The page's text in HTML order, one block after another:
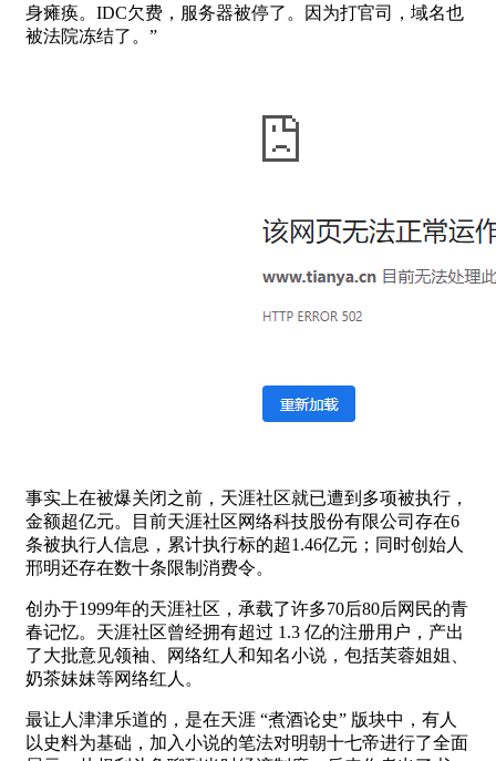
身瘫痪。IDC欠费，服务器被停了。因为打官司，域名也
被法院冻结了。”
事实上在被爆关闭之前，天涯社区就已遭到多项被执行，
金额超亿元。目前天涯社区网络科技股份有限公司存在6
条被执行人信息，累计执行标的超1.46亿元；同时创始人
邢明还存在数十条限制消费令。
创办于1999年的天涯社区，承载了许多70后80后网民的青
春记忆。天涯社区曾经拥有超过 1.3 亿的注册用户，产出
了大批意见领袖、网络红人和知名小说，包括芙蓉姐姐、
奶茶妹妹等网络红人。
最让人津津乐道的，是在天涯 “煮酒论史” 版块中，有人
以史料为基础，加入小说的笔法对明朝十七帝进行了全面